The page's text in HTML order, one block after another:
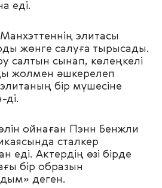
еді.
элитасы
жөнге салуға тырысады.
салтын сынап, көлеңкелі
жолмен әшкерелеп
бір мүшесіне
ді.
ойнаған Пэнн Бенжли
сталкер
еді. Актердің өзі бірде
бір образын
деген.